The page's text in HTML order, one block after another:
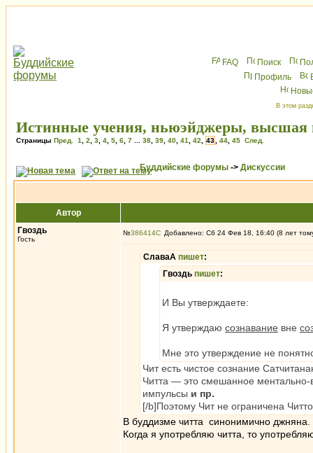
FAQ Поиск
Профиль
В этом
Истинные учения, ньюэйджеры, высшая
Страницы Пред. 1 2 3 4 5 6 7 38 39 40 41 42 43 44 45 След.
Буддийские форумы -> Дискуссии
Автор
Гвоздь
Гость
№386414 Добавлено: Сб 24 Фев 18, 16:40 (8 лет
СлаваА пишет:
Гвоздь пишет:
И Вы утверждаете:
Я утверждаю сознавание вне
Мне это утверждение не
Чит есть чистое сознание
Читта — это смешанное
импульсы и пр.
[/b]Поэтому Чит не ограничена
В буддизме читта синонимично джняна.
Когда я употребляю читта, то